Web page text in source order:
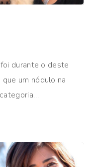
durante o deste
um nódulo na